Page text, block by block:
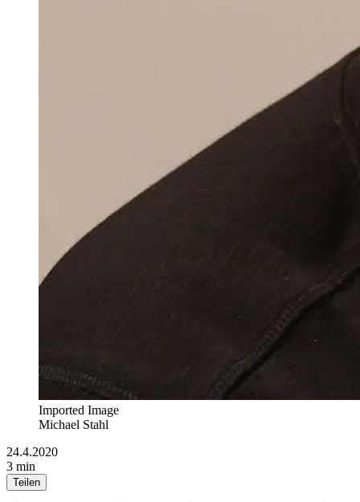
Imported Image
Michael Stahl
24.4.2020
3 min
Teilen